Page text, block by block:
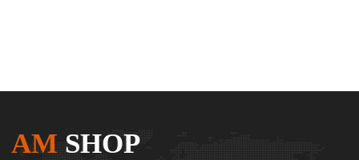
AM SHOP